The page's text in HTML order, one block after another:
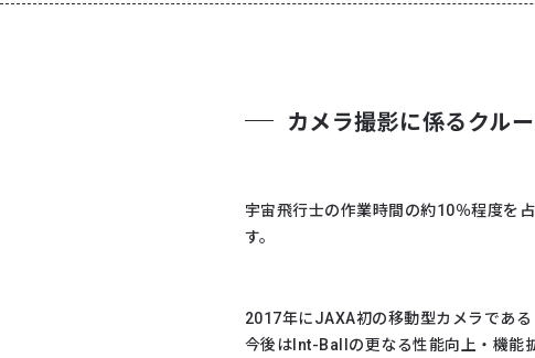
カメラ撮影に係るクル
宇宙飛行士の作業時間の約10％程度を
す。
2017年にJAXA初の移動型カメラであ
今後はInt-Ballの更なる性能向上・機能